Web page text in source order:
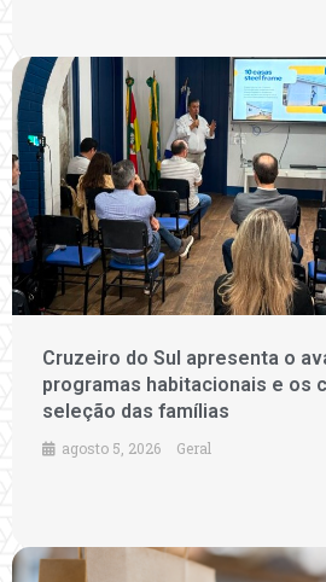
Cruzeiro do Sul apresenta o
programas habitacionais e os
seleção das famílias
agosto 5, 2026 Geral